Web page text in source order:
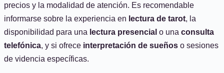
precios y la modalidad de atención. Es recomendable
informarse sobre la experiencia en lectura de tarot, la
disponibilidad para una lectura presencial o una consulta
telefónica, y si ofrece interpretación de sueños o sesiones
de videncia específicas.